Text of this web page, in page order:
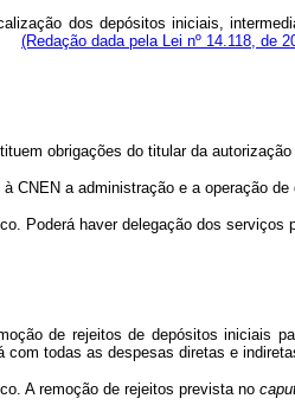
dos depósitos iniciais,
(Redação dada pela Lei nº 14.118, de
obrigações do titular da
CNEN a administração e a operação
Poderá haver delegação dos serviços
de rejeitos de depósitos iniciais
com todas as despesas diretas e
A remoção de rejeitos prevista no